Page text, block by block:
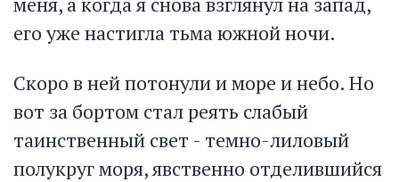
его уже настигла тьма южной ночи.
Скоро в ней потонули и море и небо. Но
вот за бортом стал реять слабый
таинственный свет - темно-лиловый
полукруг моря, явственно отделившийся